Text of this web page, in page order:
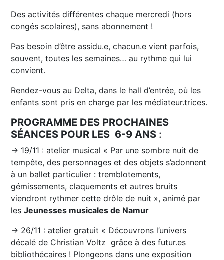
Des activités différentes chaque mercredi (hors
congés scolaires), sans abonnement !
Pas besoin d’être assidu.e, chacun.e vient parfois,
souvent, toutes les semaines… au rythme qui lui
convient.
Rendez-vous au Delta, dans le hall d’entrée, où les
enfants sont pris en charge par les médiateur.trices.
PROGRAMME DES PROCHAINES
SÉANCES POUR LES 6-9 ANS :
→ 19/11 : atelier musical « Par une sombre nuit de
tempête, des personnages et des objets s’adonnent
à un ballet particulier : tremblotements,
gémissements, claquements et autres bruits
viendront rythmer cette drôle de nuit », animé par
lesJeunesses musicales de Namur
→ 26/11 : atelier gratuit « Découvrons l’univers
décalé de Christian Voltz grâce à des futur.es
bibliothécaires ! Plongeons dans une exposition